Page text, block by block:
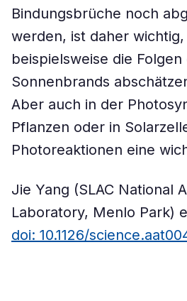
Bindungsbrüche noch
werden, ist daher wichtig,
beispielsweise die Folgen
Sonnenbrands
Aber auch in der
Pflanzen oder in
Photoreaktionen eine
Jie Yang (SLAC National
Laboratory, Menlo Park)
doi: 10.1126/